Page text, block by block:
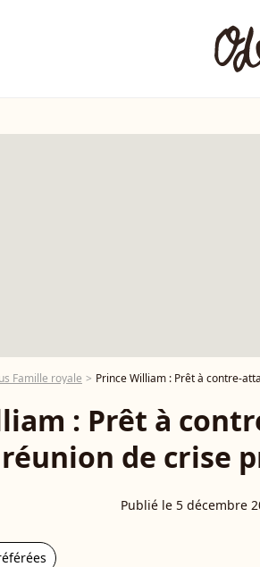
Famille royale Prince William : Prêt à contre-
: Prêt à
de crise
Publié le 5 décembre